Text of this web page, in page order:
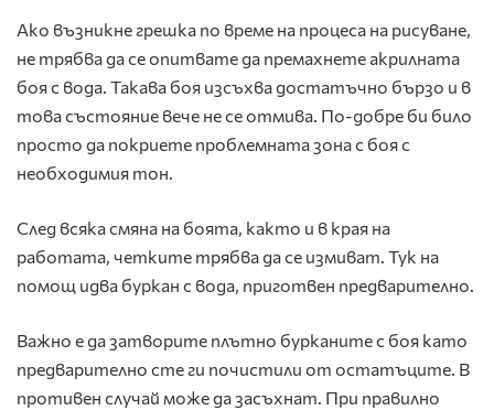
Ако възникне грешка по време на процеса на рисуване,
не трябва да се опитвате да премахнете акрилната
боя с вода. Такава боя изсъхва достатъчно бързо и в
това състояние вече не се отмива. По-добре би било
просто да покриете проблемната зона с боя с
необходимия тон.
След всяка смяна на боята, както и в края на
работата, четките трябва да се измиват. Тук на
помощ идва буркан с вода, приготвен предварително.
Важно е да затворите плътно бурканите с боя като
предварително сте ги почистили от остатъците. В
противен случай може да засъхнат. При правилно